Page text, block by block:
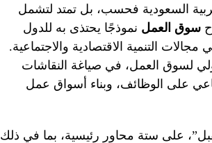
السعودية فحسب، بل تمتد لتشمل
سوق العمل نموذجًا يحتذى به للدول
التنمية الاقتصادية والاجتماعية.
لسوق العمل، في صياغة النقاشات
على الوظائف، وبناء أسواق عمل
على ستة محاور رئيسية، بما في ذلك